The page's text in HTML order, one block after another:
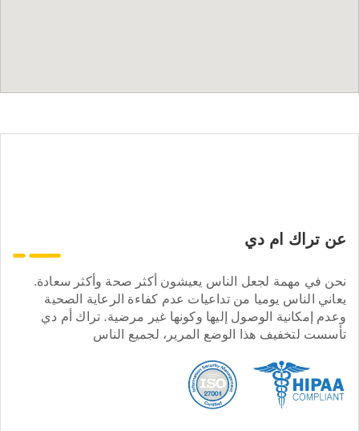
عن تراك ام دي
نحن في مهمة لجعل الناس يعيشون أكثر صحة وأكثر سعادة.
يعاني الناس يوميا من تداعيات عدم كفاءة الرعاية الصحية
وعدم إمكانية الوصول إليها وكونها غير مرضية. تراك أم دي
تأسست لتخفيف هذا الوضع المرير، لجميع الناس